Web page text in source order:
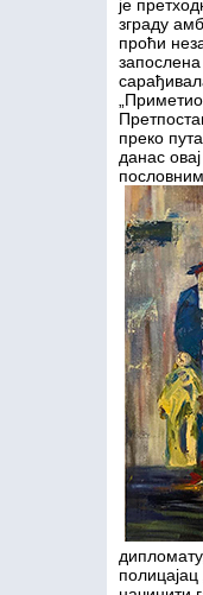
је
зграду
проћи
преко
данас